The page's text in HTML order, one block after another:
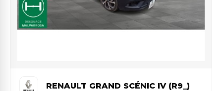
RENAULT GRAND SCÉNIC IV (R9_)